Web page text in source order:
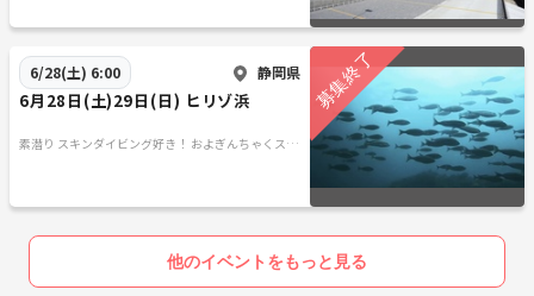
6/28(土) 6:00 静岡県
6月28日(土)29日(日) ヒリゾ浜
素潜り スキンダイビング好き！ およぎんちゃくスキ
他のイベントをもっと見る